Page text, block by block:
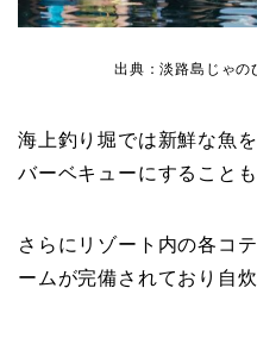
出典：淡路島じゃの
海上釣り堀では新鮮な魚
バーベキューにすることも
さらにリゾート内の各コ
ームが完備されており自